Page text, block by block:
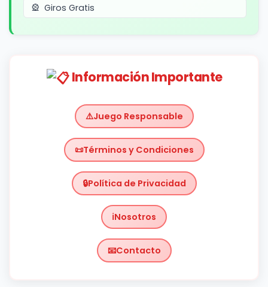
Giros Gratis
Información Importante
Juego Responsable
Términos y Condiciones
Política de Privacidad
Nosotros
Contacto